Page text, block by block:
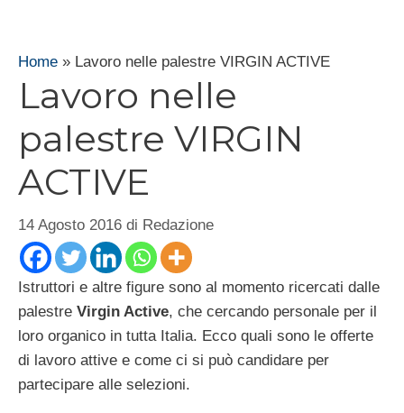
Home » Lavoro nelle palestre VIRGIN ACTIVE
Lavoro nelle
palestre VIRGIN
ACTIVE
14 Agosto 2016 di Redazione
Istruttori e altre figure sono al momento ricercati dalle
palestre Virgin Active, che cercando personale per il
loro organico in tutta Italia. Ecco quali sono le offerte
di lavoro attive e come ci si può candidare per
partecipare alle selezioni.